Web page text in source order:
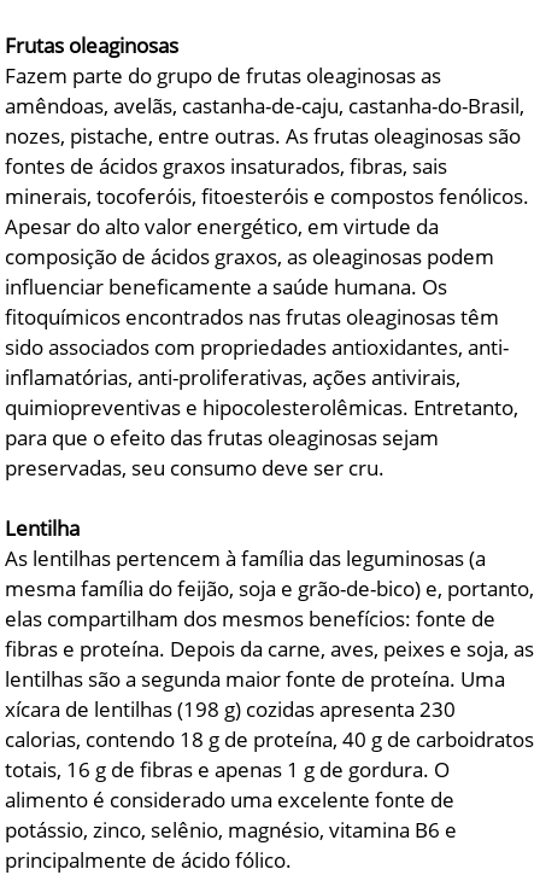
Frutas oleaginosas
Fazem parte do grupo de frutas oleaginosas as
amêndoas, avelãs, castanha-de-caju, castanha-do-Brasil,
nozes, pistache, entre outras. As frutas oleaginosas são
fontes de ácidos graxos insaturados, fibras, sais
minerais, tocoferóis, fitoesteróis e compostos fenólicos.
Apesar do alto valor energético, em virtude da
composição de ácidos graxos, as oleaginosas podem
influenciar beneficamente a saúde humana. Os
fitoquímicos encontrados nas frutas oleaginosas têm
sido associados com propriedades antioxidantes, anti-
inflamatórias, anti-proliferativas, ações antivirais,
quimiopreventivas e hipocolesterolêmicas. Entretanto,
para que o efeito das frutas oleaginosas sejam
preservadas, seu consumo deve ser cru.
Lentilha
As lentilhas pertencem à família das leguminosas (a
mesma família do feijão, soja e grão-de-bico) e, portanto,
elas compartilham dos mesmos benefícios: fonte de
fibras e proteína. Depois da carne, aves, peixes e soja, as
lentilhas são a segunda maior fonte de proteína. Uma
xícara de lentilhas (198 g) cozidas apresenta 230
calorias, contendo 18 g de proteína, 40 g de carboidratos
totais, 16 g de fibras e apenas 1 g de gordura. O
alimento é considerado uma excelente fonte de
potássio, zinco, selênio, magnésio, vitamina B6 e
principalmente de ácido fólico.